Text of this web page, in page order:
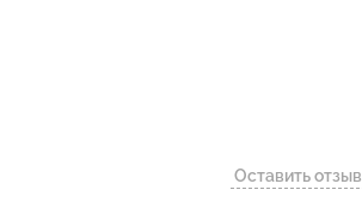
Оставить отзыв